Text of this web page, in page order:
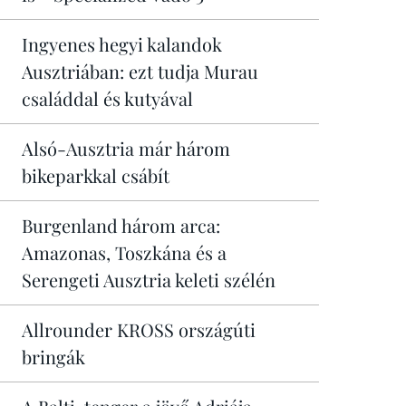
Ingyenes hegyi kalandok
Ausztriában: ezt tudja Murau
családdal és kutyával
Alsó-Ausztria már három
bikeparkkal csábít
Burgenland három arca:
Amazonas, Toszkána és a
Serengeti Ausztria keleti szélén
Allrounder KROSS országúti
bringák